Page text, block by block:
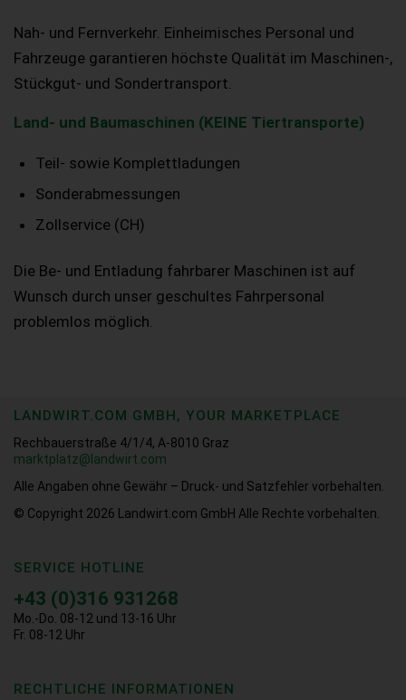
Nah- und Fernverkehr. Einheimisches Personal und
Fahrzeuge garantieren höchste Qualität im Maschinen-,
Stückgut- und Sondertransport.
Land- und Baumaschinen (KEINE Tiertransporte)
Teil- sowie Komplettladungen
Sonderabmessungen
Zollservice (CH)
Die Be- und Entladung fahrbarer Maschinen ist auf
Wunsch durch unser geschultes Fahrpersonal
problemlos möglich.
LANDWIRT.COM GMBH, YOUR MARKETPLACE
Rechbauerstraße 4/1/4, A-8010 Graz
marktplatz@landwirt.com
Alle Angaben ohne Gewähr – Druck- und Satzfehler vorbehalten.
© Copyright 2026
Landwirt.com GmbH Alle Rechte vorbehalten.
SERVICE HOTLINE
+43 (0)316 931268
Mo.-Do. 08-12 und 13-16 Uhr
Fr. 08-12 Uhr
RECHTLICHE INFORMATIONEN